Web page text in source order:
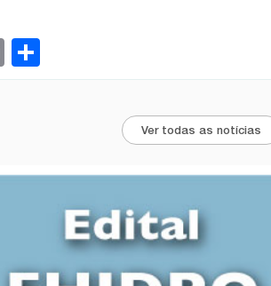
EmailShare
Ver todas as notícias